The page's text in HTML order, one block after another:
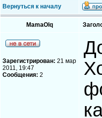
Вернуться к началу
MamaOlq
Зарегистрирован: 21 мар
2011, 19:47
Сообщения: 2